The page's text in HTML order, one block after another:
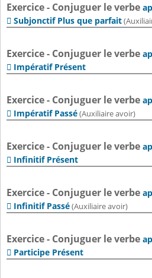
Exercice - Conjuguer le verbe
 Subjonctif Plus que parfait
Exercice - Conjuguer le verbe
 Impératif Présent
Exercice - Conjuguer le verbe
 Impératif Passé(Auxiliaire avoir)
Exercice - Conjuguer le verbe
 Infinitif Présent
Exercice - Conjuguer le verbe
 Infinitif Passé(Auxiliaire avoir)
Exercice - Conjuguer le verbe
 Participe Présent